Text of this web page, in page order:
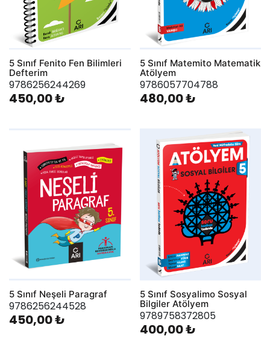
5 Sınıf Fenito Fen Bilimleri
Defterim
9786256244269
450,00 ₺
5 Sınıf Matemito Matematik
Atölyem
9786057704788
480,00 ₺
5 Sınıf Neşeli Paragraf
9786256244528
450,00 ₺
5 Sınıf Sosyalimo Sosyal
Bilgiler Atölyem
9789758372805
400,00 ₺